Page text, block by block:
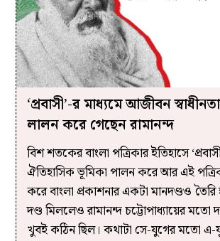
‘প্রবাসী’-র মাধ্যমে আজীবন
লালন করে গেছেন রামানন্দ
বিশ শতকের বাংলা পত্রিকার ইতিহাসে
ঐতিহাসিক ভূমিকা পালন করে আর এই
করে বাংলা প্রকাশনার একটা মানদণ্ড‌ও তৈরি
দণ্ড মিললেও রামানন্দ চট্টোপাধ্যায়ের মতো
খুবই কঠিন ছিল। কথাটা সে-যুগের মতো এ-